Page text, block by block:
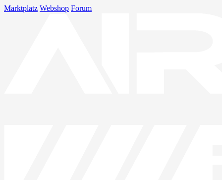
Marktplatz Webshop Forum